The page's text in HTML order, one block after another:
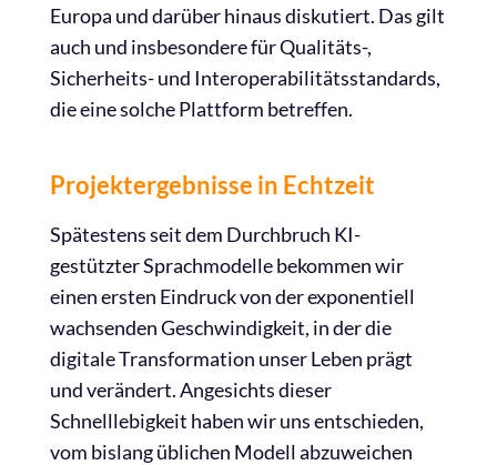
Europa und darüber hinaus diskutiert. Das gilt
auch und insbesondere für Qualitäts-,
Sicherheits- und Interoperabilitätsstandards,
die eine solche Plattform betreffen.
Projektergebnisse in Echtzeit
Spätestens seit dem Durchbruch KI-
gestützter Sprachmodelle bekommen wir
einen ersten Eindruck von der exponentiell
wachsenden Geschwindigkeit, in der die
digitale Transformation unser Leben prägt
und verändert. Angesichts dieser
Schnelllebigkeit haben wir uns entschieden,
vom bislang üblichen Modell abzuweichen